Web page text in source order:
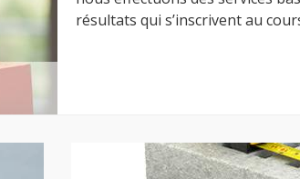
résultats qui s’inscrivent au